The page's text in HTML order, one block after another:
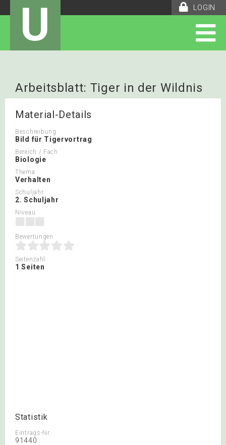
LOGIN
U
Arbeitsblatt: Tiger in der Wildnis
Material-Details
Beschreibung
Bild für Tigervortrag
Bereich / Fach
Biologie
Thema
Verhalten
Schuljahr
2. Schuljahr
Niveau
Bewertungen
Seitenzahl
1 Seiten
Statistik
Eintrags-Nr.
91440